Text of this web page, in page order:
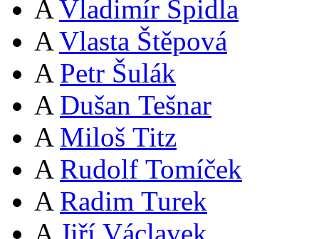
A Vladimír Špidla
A Vlasta Štěpová
A Petr Šulák
A Dušan Tešnar
A Miloš Titz
A Rudolf Tomíček
A Radim Turek